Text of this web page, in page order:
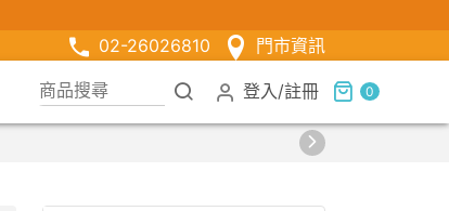
02-26026810
門市資訊
登入 /註冊 0
【限時組合】買2